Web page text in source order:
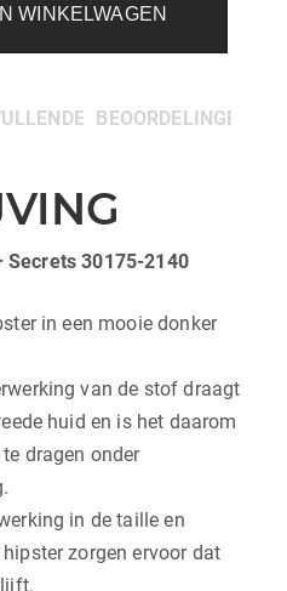
WINKELWAGEN
INFORMATIE
BEOORDELINGEN (0)
Secrets 30175-2140
in een mooie donker
van de stof draagt
huid en is het daarom
dragen onder
in de taille en
zorgen ervoor dat